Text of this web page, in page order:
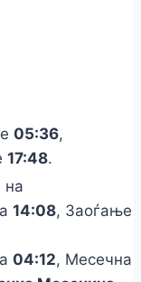
05:36,
17:48.
на
14:08, Заоѓање
04:12, Месечна